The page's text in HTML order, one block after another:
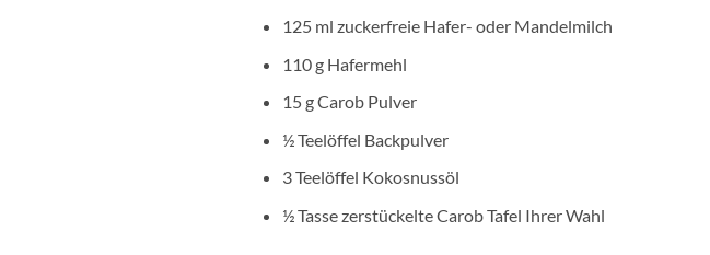
125 ml zuckerfreie Hafer- oder Mandelmilch
110 g Hafermehl
15 g Carob Pulver
½ Teelöffel Backpulver
3 Teelöffel Kokosnussöl
½ Tasse zerstückelte Carob Tafel Ihrer Wahl